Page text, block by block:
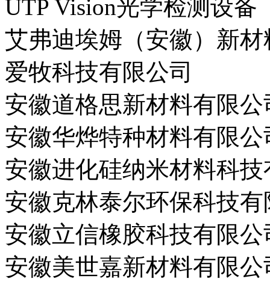
UTP Vision光学检测设备
艾弗迪埃姆（安徽）新
爱牧科技有限公司
安徽道格思新材料有限公
安徽华烨特种材料有限公
安徽进化硅纳米材料科
安徽克林泰尔环保科技有
安徽立信橡胶科技有限公
安徽美世嘉新材料有限公